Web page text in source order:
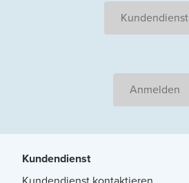
Kundendienst
Anmelden
Kundendienst